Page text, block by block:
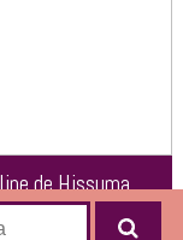
deHissuma